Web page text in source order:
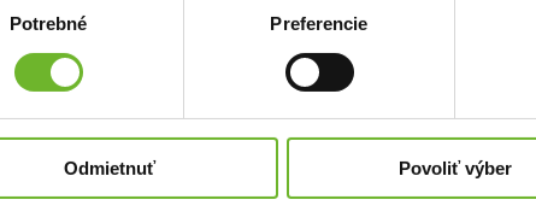
Potrebné Preferencie
Odmietnuť Povoliť výber
Aj Natálka chce sama
bežkať
Natálka sa narodila v 38 týždni so svojou
sestričkou s peknou váhou 2750 gramov, žiaľ tiež
Paťka -
Paťka je malá silná
veci, ale teraz
sa malinká, mala len
lekári zistili DMO.